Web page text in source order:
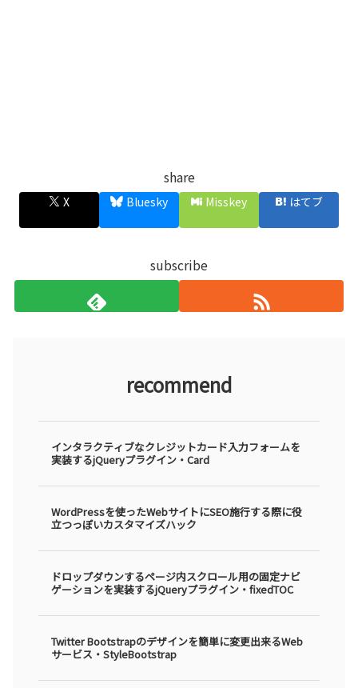
share
X Bluesky Misskey はてブ
subscribe
recommend
インタラクティブなクレジットカード入力フォームを
実装するjQueryプラグイン・Card
WordPressを使ったWebサイトにSEO施行する際に役
立つっぽいカスタマイズハック
ドロップダウンするページ内スクロール用の固定ナビ
ゲーションを実装するjQueryプラグイン・fixedTOC
Twitter Bootstrapのデザインを簡単に変更出来るWeb
サービス・StyleBootstrap